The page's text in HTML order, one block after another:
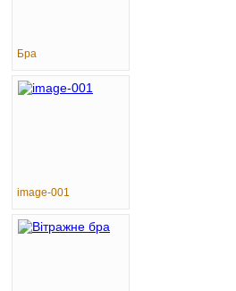
Бра
image-001